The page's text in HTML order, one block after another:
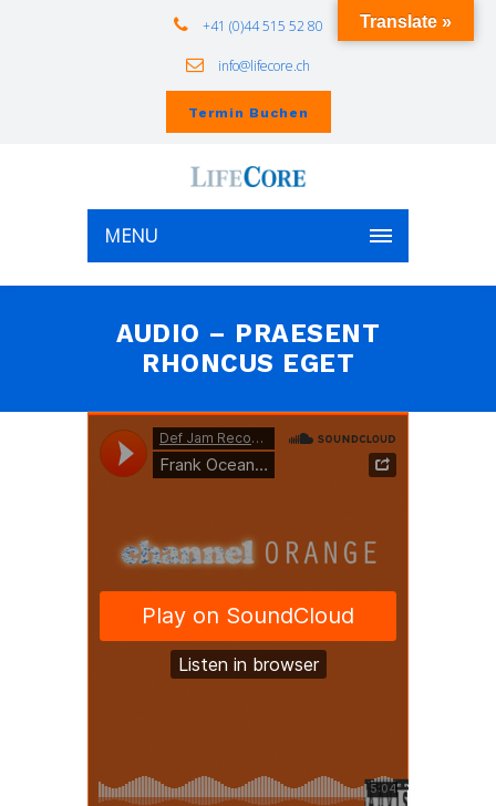
+41 (0)44 515 52 80
info@lifecore.ch
Termin Buchen
MENU
AUDIO – PRAESENT
RHONCUS EGET
Translate »